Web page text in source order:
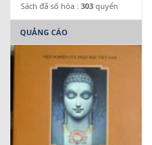
Sách đã số hóa : 303 quyển
QUẢNG CÁO